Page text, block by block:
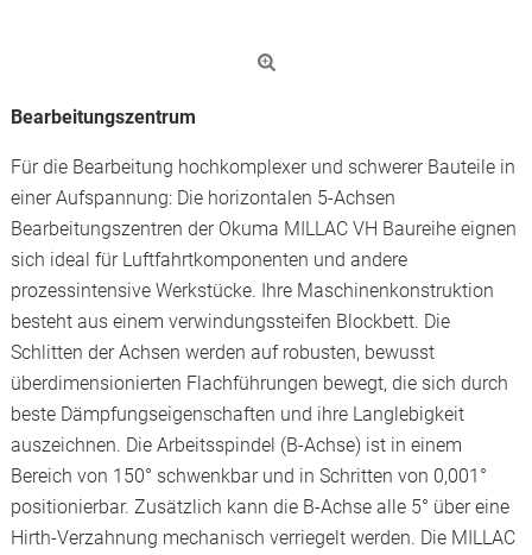
Bearbeitungszentrum
Für die Bearbeitung hochkomplexer und schwerer Bauteile in
einer Aufspannung: Die horizontalen 5-Achsen
Bearbeitungszentren der Okuma MILLAC VH Baureihe eignen
sich ideal für Luftfahrtkomponenten und andere
prozessintensive Werkstücke. Ihre Maschinenkonstruktion
besteht aus einem verwindungssteifen Blockbett. Die
Schlitten der Achsen werden auf robusten, bewusst
überdimensionierten Flachführungen bewegt, die sich durch
beste Dämpfungseigenschaften und ihre Langlebigkeit
auszeichnen. Die Arbeitsspindel (B-Achse) ist in einem
Bereich von 150° schwenkbar und in Schritten von 0,001°
positionierbar. Zusätzlich kann die B-Achse alle 5° über eine
Hirth-Verzahnung mechanisch verriegelt werden. Die MILLAC